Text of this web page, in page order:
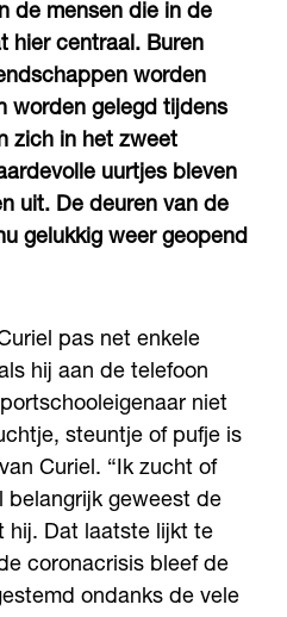
de mensen die in de
hier centraal. Buren
worden
worden gelegd tijdens
zich in het zweet
uurtjes bleven
uit. De deuren van de
gelukkig weer geopend
pas net enkele
hij aan de telefoon
niet
steuntje of pufje is
Curiel. “Ik zucht of
belangrijk geweest de
hij. Dat laatste lijkt te
coronacrisis bleef de
ondanks de vele